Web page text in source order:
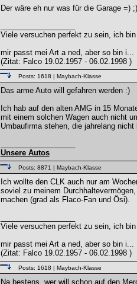
Der wäre eh nur was für die Garage =) ;)
Viele versuchen perfekt zu sein, ich
mir passt mei Art a ned, aber so bin i...
(Zitat: Falco 19.02.1957 - 06.02.1998 )
Posts: 1618 | Maybach-Klasse
Das arme Auto will gefahren werden :)
Ich hab auf den alten AMG in 15
mit einem solchen Wagen auch nicht
Umbaufirma stehen, die jahrelang
Unsere Autos
Posts: 8871 | Maybach-Klasse
Ich wollte den CLK auch nur am
soviel zu meinem
machen (grad als Flaco-Fan und Ösi).
Viele versuchen perfekt zu sein, ich
mir passt mei Art a ned, aber so bin i...
(Zitat: Falco 19.02.1957 - 06.02.1998 )
Posts: 1618 | Maybach-Klasse
Na bestens, wer will schon auf den